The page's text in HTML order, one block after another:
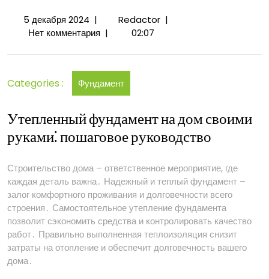
5 декабря 20245
декабря
| RedactorУтепленный
дом
|
Нет комментария | 02:07
Categories : Фундамент
Утепленный фундамент на дом своими
руками⁚ пошаговое руководство
Строительство дома – ответственное мероприятие, где
каждая деталь важна․ Надежный и теплый фундамент –
залог комфортного проживания и долговечности всего
строения․ Самостоятельное утепление фундамента
позволит сэкономить средства и контролировать качество
работ․ Правильно выполненная теплоизоляция снизит
затраты на отопление и обеспечит долговечность вашего
дома․